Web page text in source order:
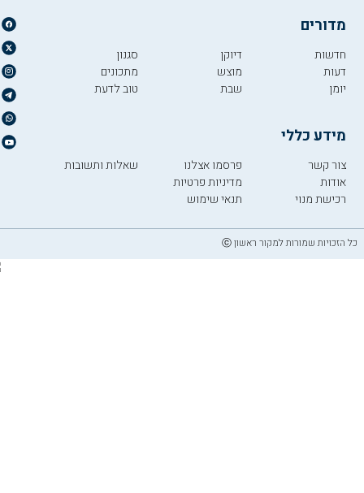
מדורים
חדשות
דעות
יומן
דיוקן
מוצש
שבת
סגנון
מתכונים
טוב לדעת
מידע כללי
צור קשר
אודות
רכישת מנוי
פרסמו אצלנו
מדיניות פרטיות
תנאי שימוש
שאלות ותשובות
כל הזכויות שמורות למקור ראשון ⓒ